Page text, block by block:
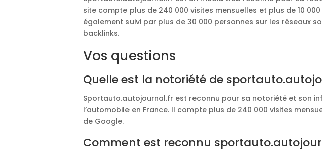
site compte plus de 240 000 visites mensuelles et plus de 10
également suivi par plus de 30 000 personnes sur les réseaux
backlinks.
Vos questions
Quelle est la notoriété de
Sportauto.autojournal.fr est reconnu pour sa notoriété et son
l’automobile en France. Il compte plus de 240 000 visites
de Google.
Comment est reconnu